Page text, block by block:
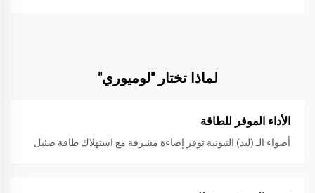
لماذا تختار "لوميوري"
الأداء الموفر للطاقة
أضواء الـ (ليد) النيونية توفر إضاءة مشرقة مع استهلاك طاقة ضئيل